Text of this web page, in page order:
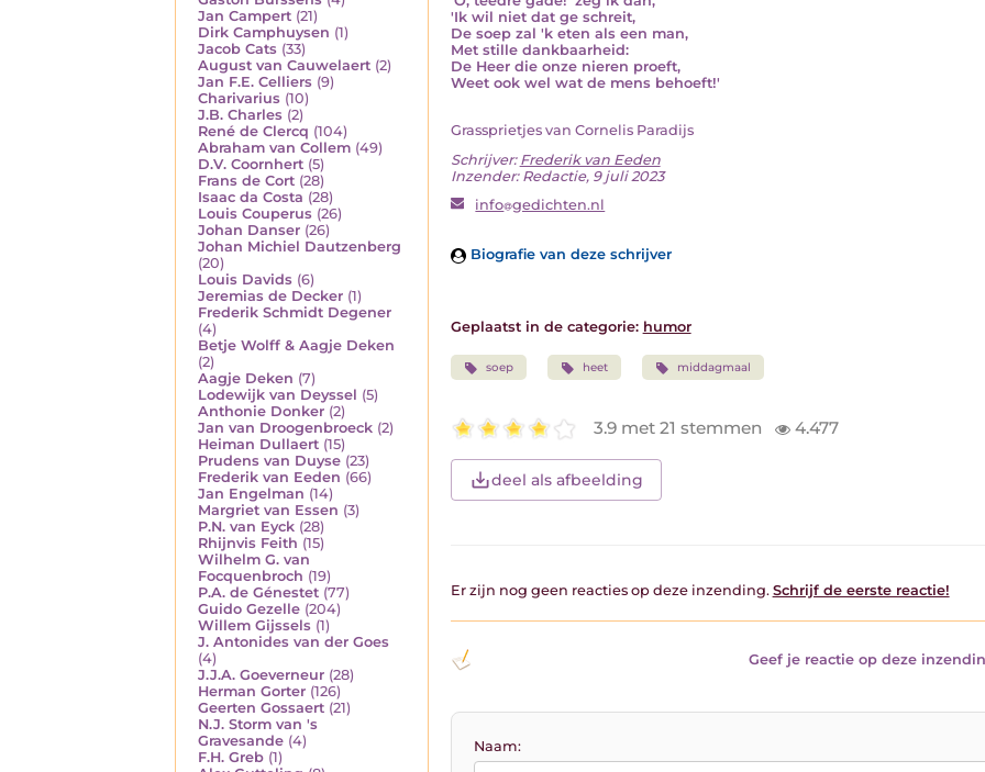
Jan Campert (21)
Dirk Camphuysen (1)
Jacob Cats (33)
August van Cauwelaert (2)
Jan F.E. Celliers (9)
Charivarius (10)
J.B. Charles (2)
René de Clercq (104)
Abraham van Collem (49)
D.V. Coornhert (5)
Frans de Cort (28)
Isaac da Costa (28)
Louis Couperus (26)
Johan Danser (26)
Johan Michiel Dautzenberg
(20)
Louis Davids (6)
Jeremias de Decker (1)
Frederik Schmidt Degener
(4)
Betje Wolff & Aagje Deken
(2)
Aagje Deken (7)
Lodewijk van Deyssel (5)
Anthonie Donker (2)
Jan van Droogenbroeck (2)
Heiman Dullaert (15)
Prudens van Duyse (23)
Frederik van Eeden (66)
Jan Engelman (14)
Margriet van Essen (3)
P.N. van Eyck (28)
Rhijnvis Feith (15)
Wilhelm G. van
Focquenbroch (19)
P.A. de Génestet (77)
Guido Gezelle (204)
Willem Gijssels (1)
J. Antonides van der Goes
(4)
J.J.A. Goeverneur (28)
Herman Gorter (126)
Geerten Gossaert (21)
N.J. Storm van 's
Gravesande (4)
F.H. Greb (1)
'Ik wil niet dat ge schreit,
De soep zal 'k eten als een man,
Met stille dankbaarheid:
De Heer die onze nieren proeft,
Weet ook wel wat de mens behoeft!'
Grassprietjes van Cornelis Paradijs
Schrijver: Frederik van Eeden
Inzender: Redactie, 9 juli 2023
info gedichten.nl
Biografie van deze schrijver
Geplaatst in de categorie: humor
soep heet middagmaal
3.9 met 21 stemmen 4.477
deel als afbeelding
Er zijn nog geen reacties op deze inzending. Schrijf de eerste reactie!
Geef je reactie op deze
Naam: